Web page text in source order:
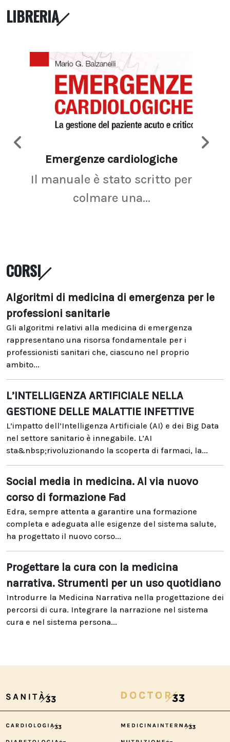
LIBRERIA
Emergenze cardiologiche
Il manuale è stato scritto per
colmare una...
CORSI
Algoritmi di medicina di emergenza per le
professioni sanitarie
Gli algoritmi relativi alla medicina di emergenza
rappresentano una risorsa fondamentale per i
professionisti sanitari che, ciascuno nel proprio
ambito...
L’INTELLIGENZA ARTIFICIALE NELLA
GESTIONE DELLE MALATTIE INFETTIVE
L’impatto dell’Intelligenza Artificiale (AI) e dei Big Data
nel settore sanitario è innegabile. L’AI
sta&nbsp;rivoluzionando la scoperta di farmaci, la...
Social media in medicina. Al via nuovo
corso di formazione Fad
Edra, sempre attenta a garantire una formazione
completa e adeguata alle esigenze del sistema salute,
ha progettato il nuovo corso...
Progettare la cura con la medicina
narrativa. Strumenti per un uso quotidiano
Introdurre la Medicina Narrativa nella progettazione dei
percorsi di cura. Integrare la narrazione nel sistema
cura e nel sistema persona...